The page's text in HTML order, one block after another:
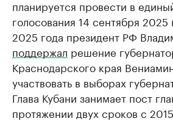
планируется провести в
голосования 14 сентября
2025 года президент РФ
поддержал решение
Краснодарского края
участвовать в выборах
Глава Кубани занимает пост
протяжении двух сроков с 2015